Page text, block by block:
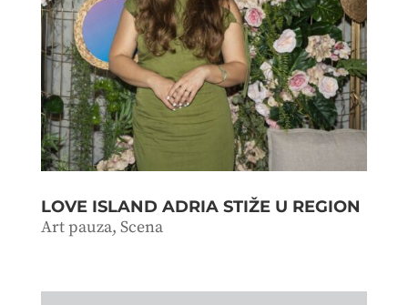
LOVE ISLAND ADRIA STIŽE U REGION
Art pauza, Scena